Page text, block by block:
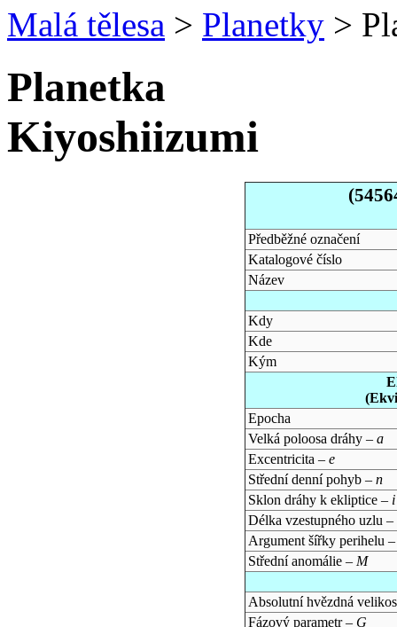
Malá tělesa > Planetky >
Planetka
Kiyoshiizumi
Předběžné označení
Katalogové číslo
Název
Kdy
Kde
Kým
Epocha
Velká poloosa dráhy – a
Excentricita – e
Střední denní pohyb – n
Sklon dráhy k ekliptice – i
Délka vzestupného uzlu –
Argument šířky perihelu
Střední anomálie – M
Absolutní hvězdná
Fázový parametr – G